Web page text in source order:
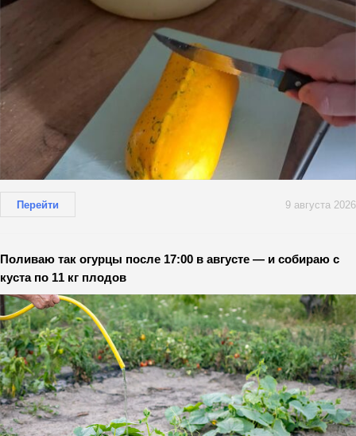
Перейти 9 августа 2026
Поливаю так огурцы после 17:00 в августе — и собираю с
куста по 11 кг плодов